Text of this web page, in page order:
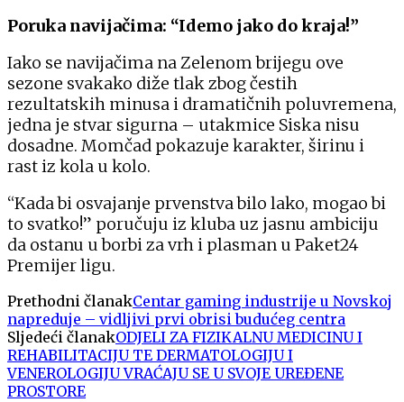
Poruka navijačima: “Idemo jako do kraja!”
Iako se navijačima na Zelenom brijegu ove
sezone svakako diže tlak zbog čestih
rezultatskih minusa i dramatičnih poluvremena,
jedna je stvar sigurna – utakmice Siska nisu
dosadne. Momčad pokazuje karakter, širinu i
rast iz kola u kolo.
“Kada bi osvajanje prvenstva bilo lako, mogao bi
to svatko!” poručuju iz kluba uz jasnu ambiciju
da ostanu u borbi za vrh i plasman u Paket24
Premijer ligu.
Prethodni članakCentar gaming industrije u Novskoj
napreduje – vidljivi prvi obrisi budućeg centra
Sljedeći članakODJELI ZA FIZIKALNU MEDICINU I
REHABILITACIJU TE DERMATOLOGIJU I
VENEROLOGIJU VRAĆAJU SE U SVOJE UREĐENE
PROSTORE